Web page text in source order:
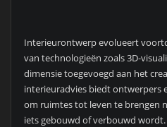
Interieurontwerp evolueert
van technologieën zoals 3D-
dimensie toegevoegd aan het
interieuradvies biedt ontwerpers
om ruimtes tot leven te brengen
iets gebouwd of verbouwd wordt.